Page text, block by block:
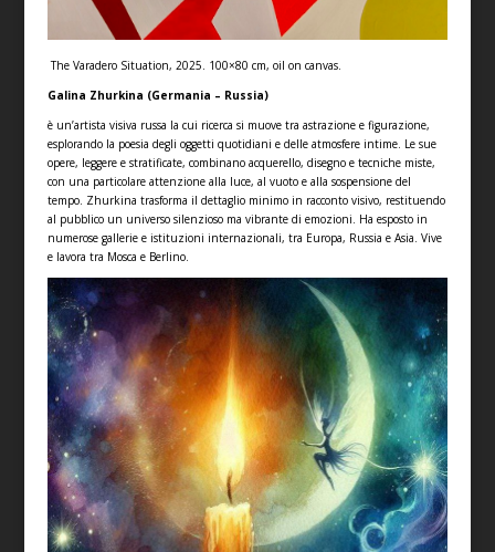
The Varadero Situation, 2025. 100×80 cm, oil on canvas.
Galina Zhurkina (Germania – Russia)
è un’artista visiva russa la cui ricerca si muove tra astrazione e figurazione,
esplorando la poesia degli oggetti quotidiani e delle atmosfere intime. Le sue
opere, leggere e stratificate, combinano acquerello, disegno e tecniche miste,
con una particolare attenzione alla luce, al vuoto e alla sospensione del
tempo. Zhurkina trasforma il dettaglio minimo in racconto visivo, restituendo
al pubblico un universo silenzioso ma vibrante di emozioni. Ha esposto in
numerose gallerie e istituzioni internazionali, tra Europa, Russia e Asia. Vive
e lavora tra Mosca e Berlino.